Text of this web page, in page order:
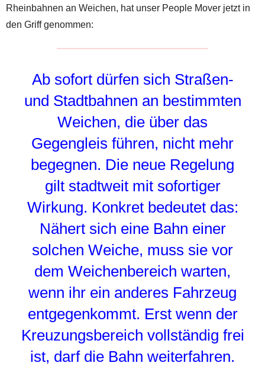
Rheinbahnen an Weichen, hat unser People Mover jetzt in
den Griff genommen:
Ab sofort dürfen sich Straßen-
und Stadtbahnen an bestimmten
Weichen, die über das
Gegengleis führen, nicht mehr
begegnen. Die neue Regelung
gilt stadtweit mit sofortiger
Wirkung. Konkret bedeutet das:
Nähert sich eine Bahn einer
solchen Weiche, muss sie vor
dem Weichenbereich warten,
wenn ihr ein anderes Fahrzeug
entgegenkommt. Erst wenn der
Kreuzungsbereich vollständig frei
ist, darf die Bahn weiterfahren.